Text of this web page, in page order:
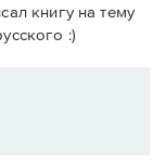
книгу на тему
:)